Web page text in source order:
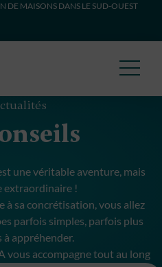
DE MAISONS DANS LE SUD-OUEST
une véritable aventure, mais
extraordinaire !
à sa concrétisation, vous allez
parfois simples, parfois plus
à appréhender.
vous accompagne tout au long